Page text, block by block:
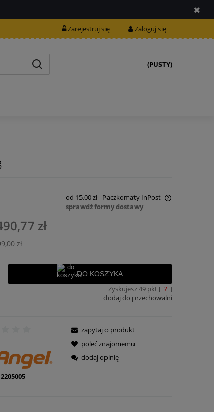
Zarejestruj się Zaloguj się
(PUSTY)
od 15,00 zł- Paczkomaty InPost
Cena nie zawiera ewentualnych kosztów
płatności
sprawdź formy dostawy
zł
zł
DO KOSZYKA
Zyskujesz49pkt [ ? ]
dodaj do przechowalni
2205005
zapytaj o produkt
poleć znajomemu
dodaj opinię